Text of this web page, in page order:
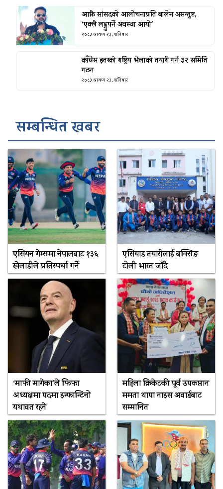
आफ्नै सांसदको आलोचनाप्रति बालेन असन्तुष्ट,
‘एक्लै लड्नुपर्ने अवस्था आयो’
२०८३ श्रावण २३, शनिबार
काँग्रेस इतरको राष्ट्रिय भेलाको तयारी गर्न ३२ समिति
गठन
२०८३ श्रावण २३, शनिबार
सम्बन्धित खबर
एसियन गेम्समा नेपालबाट १३६
खेलाडीले प्रतिस्पर्धा गर्ने
एसियाड तयारीलाई बक्सिङ
टोली भारत जाँदै
‘माफी मागेका’ले फिफा
अध्यक्षमा पदमा इन्फान्टिनो
यथावत रहने
महिला क्रिकेटकी पूर्व उपकप्तान
ममता थापा नाइस अवार्डबाट
सम्मानित